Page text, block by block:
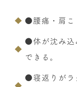
●腰痛・肩こ
●体が沈み込
できる。
●寝返りがラ